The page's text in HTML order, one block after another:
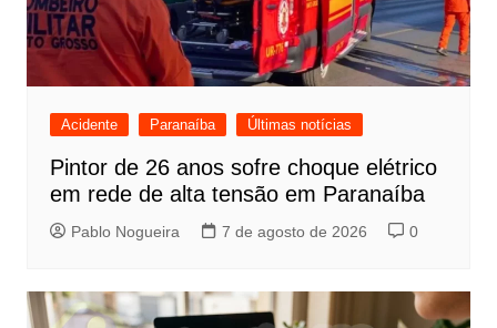
Acidente Paranaíba Últimas notícias
Pintor de 26 anos sofre choque elétrico
em rede de alta tensão em Paranaíba
Pablo Nogueira 7 de agosto de 2026 0